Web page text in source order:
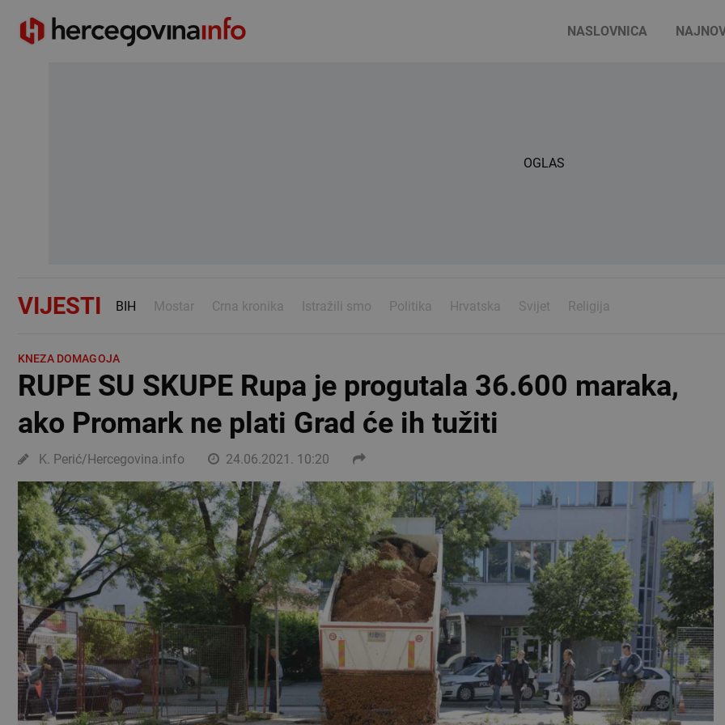
NASLOVNICA
OGLAS
VIJESTI BIH Mostar Crna kronika Istražili smo Politika Hrvatska Svijet Religija
KNEZA DOMAGOJA
RUPE SU SKUPE Rupa je progutala 36.600 maraka,
ako Promark ne plati Grad će ih tužiti
K. Perić/Hercegovina.info 24.06.2021. 10:20